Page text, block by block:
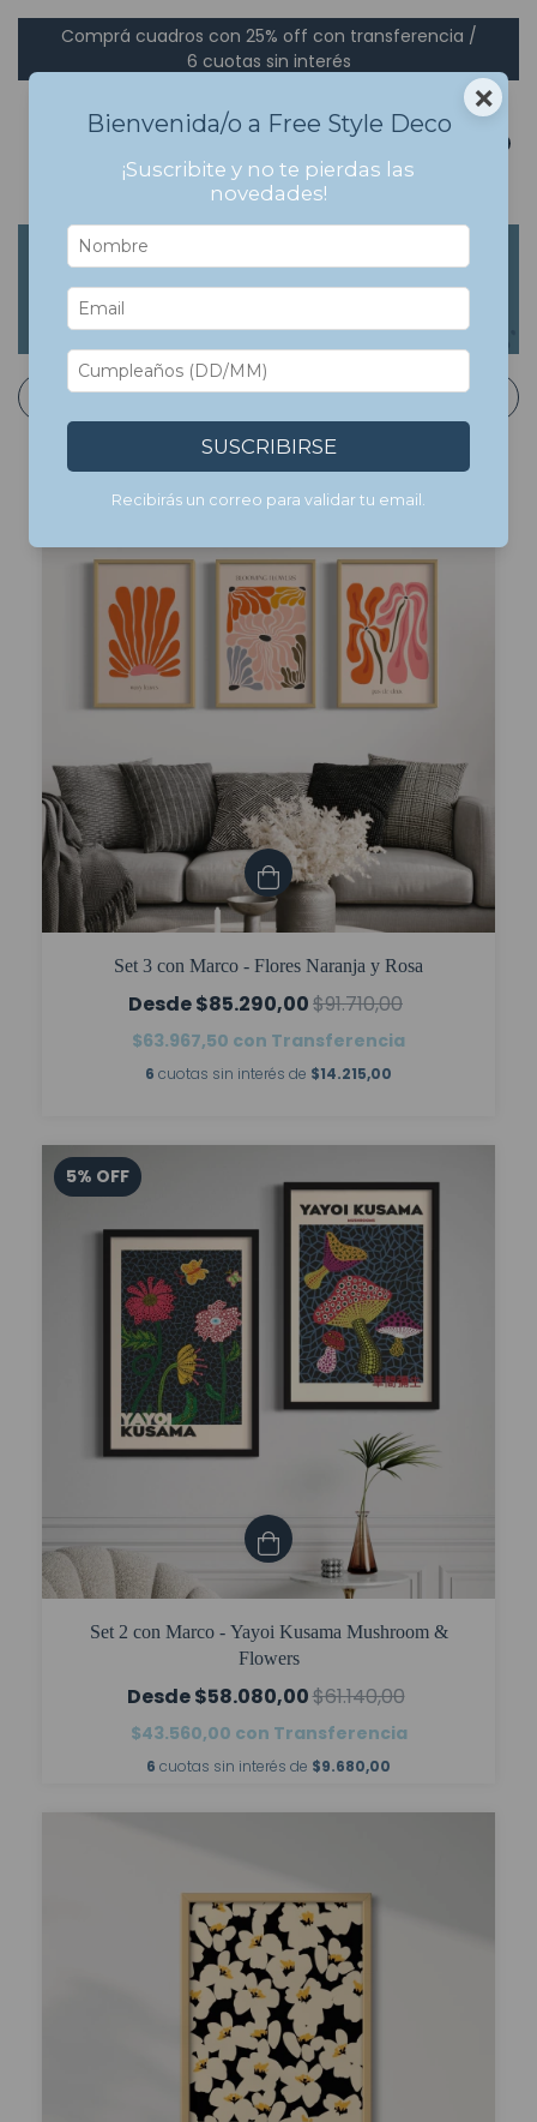
Comprá cuadros con 25% off con transferencia /
6 cuotas sin interés
Inicio > Cuadros Con Marco > Plantas y Flores
Plantas y Flores
Filtrar
OFF
Set 3 con Marco - Flores Naranja y Rosa
$85.290,00$91.710,00
$63.967,50 con Transferencia
6 cuotas sin interés de $14.215,00
5% OFF
Set 2 con Marco - Yayoi Kusama Mushroom &
Flowers
$58.080,00$61.140,00
$43.560,00 con Transferencia
6 cuotas sin interés de $9.680,00
×
Bienvenida/o a Free Style Deco
¡Suscribite y no te pierdas las
novedades!
SUSCRIBIRSE
Recibirás un correo para validar tu email.